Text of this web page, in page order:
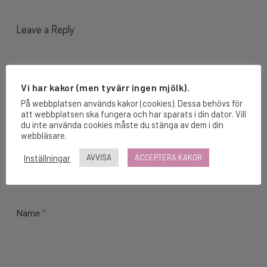
Leave a Reply
Name *
Vi har kakor (men tyvärr ingen mjölk).
På webbplatsen används kakor (cookies). Dessa behövs för
att webbplatsen ska fungera och har sparats i din dator. Vill
du inte använda cookies måste du stänga av dem i din
webbläsare.
Inställningar AVVISA ACCEPTERA KAKOR